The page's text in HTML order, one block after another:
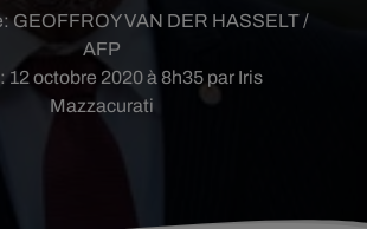
12 octobre 2020 à 8h35 par Iris
Mazzacurati
GEOFFROY VAN DER HASSELT /
AFP